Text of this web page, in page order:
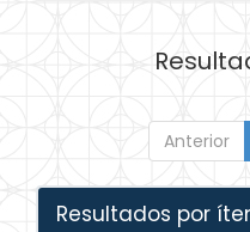
Anterior
Resultados por